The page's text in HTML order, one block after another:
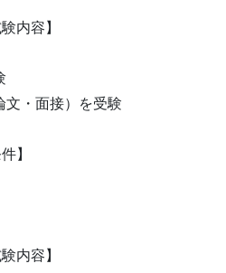
内容】
文・面接）を受験
】
内容】